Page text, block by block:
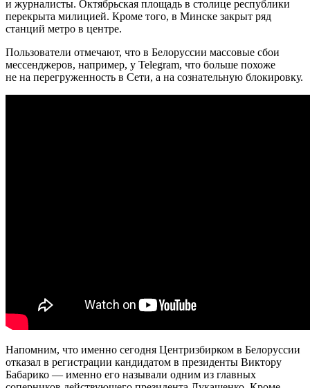
и журналисты. Октябрьская площадь в столице республики
перекрыта милицией. Кроме того, в Минске закрыт ряд
станций метро в центре.
Пользователи отмечают, что в Белоруссии массовые сбои
мессенджеров, например, у Telegram, что больше похоже
не на перегруженность в Сети, а на сознательную блокировку.
Напомним, что именно сегодня Центризбирком в Белоруссии
отказал в регистрации кандидатом в президенты Виктору
Бабарико — именно его называли одним из главных